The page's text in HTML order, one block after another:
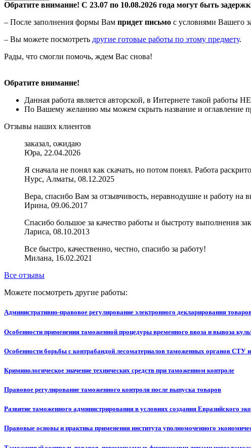
Обратите внимание! С 23.07 по 10.08.2026 года могут быть
– После заполнения формы Вам придет письмо с условиями Вашего
– Вы можете посмотреть другие готовые работы по этому предмету.
Рады, что смогли помочь, ждем Вас снова!
Обратите внимание!
Данная работа является авторской, в Интернете такой работы
По Вашему желанию мы можем скрыть название и оглавление
Отзывы наших клиентов
заказал, ожидаю
Юра, 22.04.2026
Я сначала не понял как скачать, но потом понял. Работа
Нурс, Алматы, 08.12.2025
Вера, спасибо Вам за отзывчивость, неравнодушие и работу
Ирина, 09.06.2017
Спасибо большое за качество работы и быстроту выполнения
Лариса, 08.10.2013
Все быстро, качественно, честно, спасибо за работу!
Милана, 16.02.2021
Все отзывы
Можете посмотреть другие работы:
Административно-правовое регулирование электронного декларирования
Особенности применения таможенной процедуры временного ввоза и вывоза
Особенности борьбы с контрабандой лесоматериалов таможенных органов СТУ
Криминологическое значение технических средств при таможенном контроле
Правовое регулирование таможенного контроля после выпуска товаров
Развитие таможенного администрирования в условиях создания Евразийского
Правовые основы и практика применения института уполномоченного